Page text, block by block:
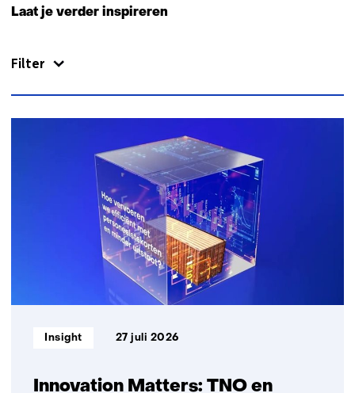
op)
Laat je verder inspireren
Filter
resultaten,
getoond
1
t/m
5
Innovation Matters: TNO en
Informatietype:
Insight 27 juli 2026